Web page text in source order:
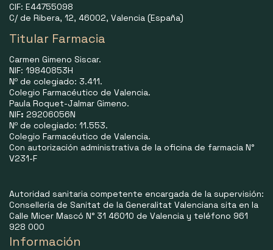
CIF: E44755098
C/ de Ribera, 12, 46002, Valencia (España)
Titular Farmacia
Carmen Gimeno Siscar.
NIF: 19840853H
Nº de colegiado: 3.411.
Colegio Farmacéutico de Valencia.
Paula Roquet-Jalmar Gimeno.
NIF: 29206056N
Nº de colegiado: 11.553.
Colegio Farmacéutico de Valencia.
Con autorización administrativa de la oficina de farmacia N°
V231-F
Autoridad sanitaria competente encargada de la supervisión:
Consellería de Sanitat de la Generalitat Valenciana sita en la
Calle Micer Mascó N° 31 46010 de Valencia y teléfono 961
928 000
Información